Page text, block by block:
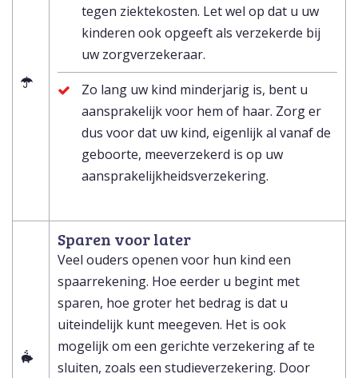
tegen ziektekosten. Let wel op dat u uw
kinderen ook opgeeft als verzekerde bij
uw zorgverzekeraar.
Zo lang uw kind minderjarig is, bent u
aansprakelijk voor hem of haar. Zorg er
dus voor dat uw kind, eigenlijk al vanaf de
geboorte, meeverzekerd is op uw
aansprakelijkheidsverzekering.
Sparen voor later
Veel ouders openen voor hun kind een
spaarrekening. Hoe eerder u begint met
sparen, hoe groter het bedrag is dat u
uiteindelijk kunt meegeven. Het is ook
mogelijk om een gerichte verzekering af te
sluiten, zoals een studieverzekering. Door